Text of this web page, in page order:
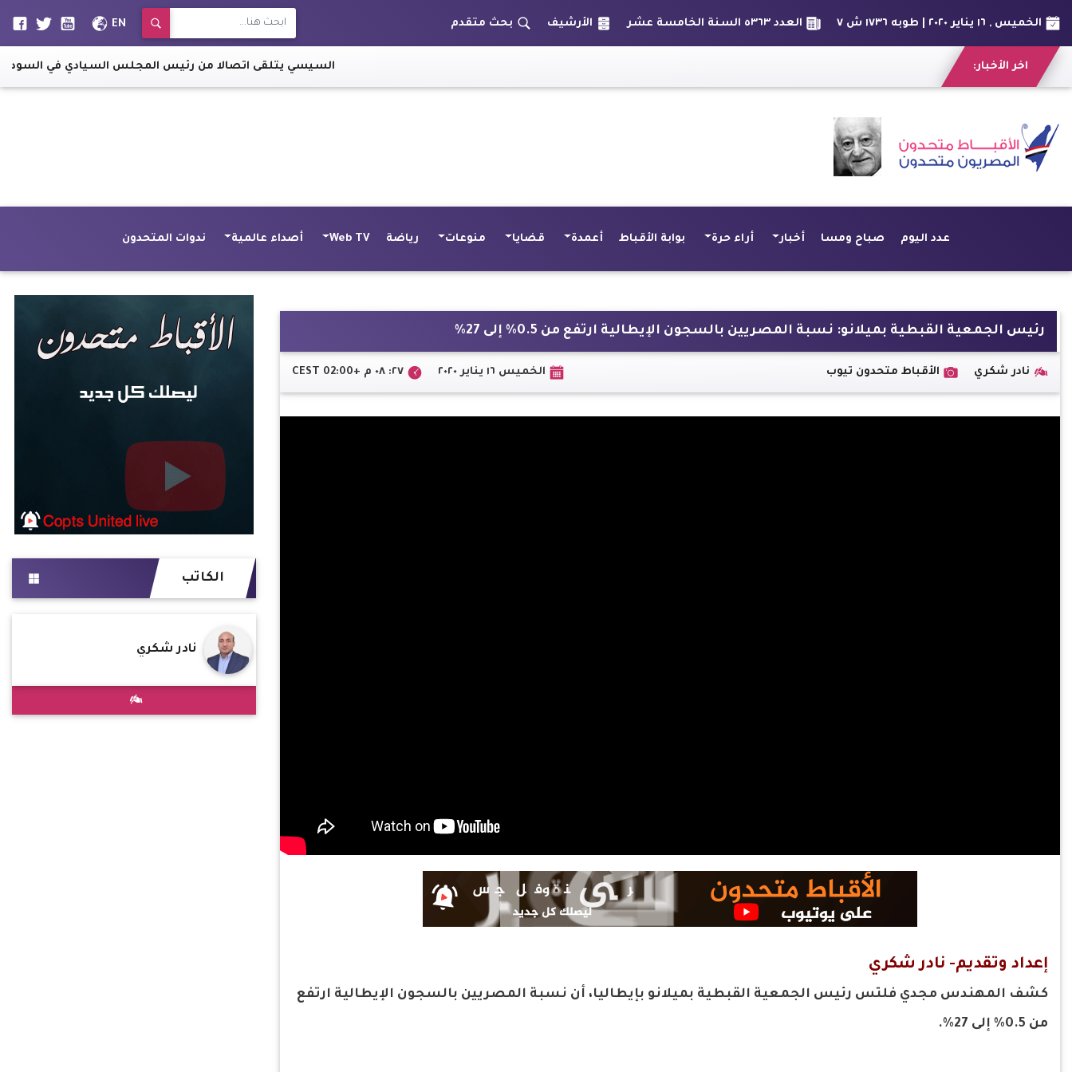
الخميس , ١٦ يناير ٢٠٢٠ | طوبه ١٧٣٦ ش ٧ العدد ٥٣٦٣ السنة الخامسة عشر الأرشيف بحث متقدم EN
اخر الأخبار: السيسي يتلقى اتصالا من رئيس المجلس السيادي في السودان |
عدد اليوم صباح ومسا أخبار أراء حرة بوابة الأقباط أعمدة قضايا منوعات رياضة Web TV أصداء عالمية ندوات المتحدون
رئيس الجمعية القبطية بميلانو: نسبة المصريين بالسجون الإيطالية ارتفع من 0.5% إلى 27%
نادر شكري الأقباط متحدون تيوب الخميس ١٦ يناير ٢٠٢٠ ٢٧: ٠٨ م +02:00 CEST
إعداد وتقديم- نادر شكري
كشف المهندس مجدي فلتس رئيس الجمعية القبطية بميلانو بإيطاليا، أن نسبة المصريين بالسجون الإيطالية ارتفع
من 0.5% إلى 27%.
الكاتب
نادر شكري